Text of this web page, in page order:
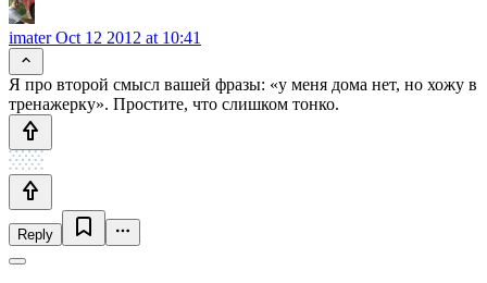
imaterOct 12 2012 at 10:41
Я про второй смысл вашей фразы: «у меня дома нет, но хожу в
тренажерку». Простите, что слишком тонко.
Reply